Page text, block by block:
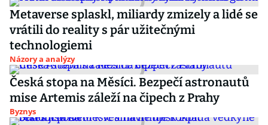
Metaverse splaskl, miliardy zmizely a lidé se
vrátili do reality s pár užitečnými
technologiemi
Názory a analýzy
Česká stopa na Měsíci. Bezpečí astronautů
mise Artemis záleží na čipech z Prahy
Byznys